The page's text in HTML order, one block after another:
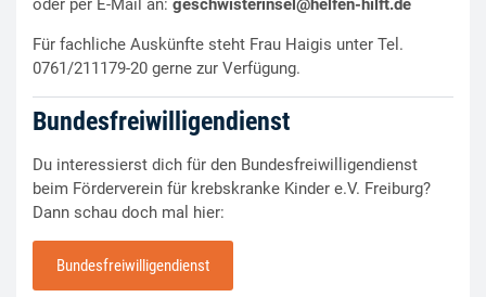
oder per E-Mail an: geschwisterinsel@helfen-hilft.de
Für fachliche Auskünfte steht Frau Haigis unter Tel.
0761/211179-20 gerne zur Verfügung.
Bundesfreiwilligendienst
Du interessierst dich für den Bundesfreiwilligendienst
beim Förderverein für krebskranke Kinder e.V. Freiburg?
Dann schau doch mal hier:
Bundesfreiwilligendienst